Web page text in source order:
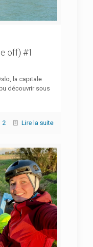
off) #1
la capitale
découvrir sous
2 Lire la suite